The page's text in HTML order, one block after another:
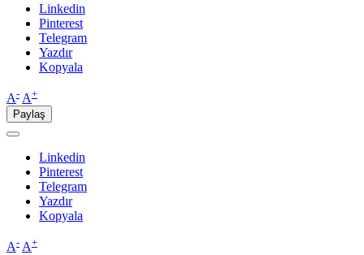
Linkedin
Pinterest
Telegram
Yazdır
Kopyala
A- A+
Paylaş
Linkedin
Pinterest
Telegram
Yazdır
Kopyala
A- A+